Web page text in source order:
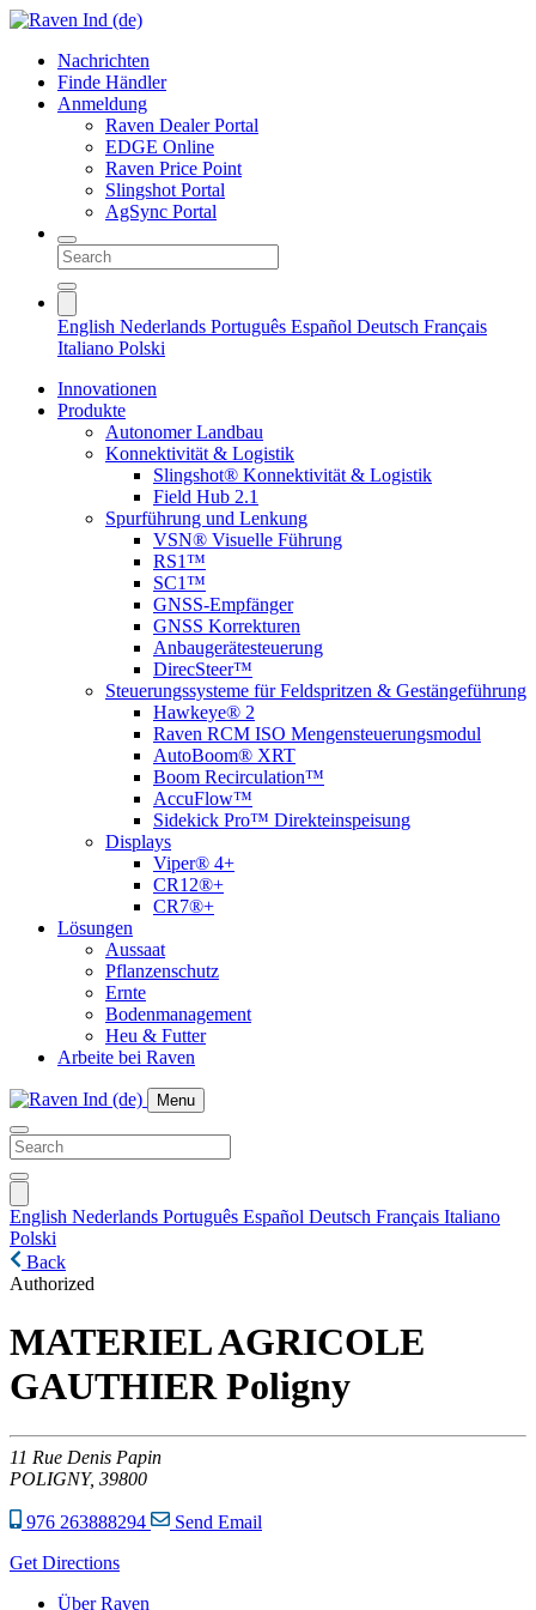
Nachrichten
Finde Händler
Anmeldung
Raven Dealer Portal
EDGE Online
Raven Price Point
Slingshot Portal
AgSync Portal
English Nederlands Português Español Deutsch Français
Italiano Polski
Innovationen
Produkte
Autonomer Landbau
Konnektivität & Logistik
Slingshot® Konnektivität & Logistik
Field Hub 2.1
Spurführung und Lenkung
VSN® Visuelle Führung
RS1™
SC1™
GNSS-Empfänger
GNSS Korrekturen
Anbaugerätesteuerung
DirecSteer™
Steuerungssysteme für Feldspritzen & Gestängeführung
Hawkeye® 2
Raven RCM ISO Mengensteuerungsmodul
AutoBoom® XRT
Boom Recirculation™
AccuFlow™
Sidekick Pro™ Direkteinspeisung
Displays
Viper® 4+
CR12®+
CR7®+
Lösungen
Aussaat
Pflanzenschutz
Ernte
Bodenmanagement
Heu & Futter
Arbeite bei Raven
Menu
English Nederlands Português Español Deutsch Français Italiano
Polski
Back
Authorized
MATERIEL AGRICOLE
GAUTHIER Poligny
11 Rue Denis Papin
POLIGNY, 39800
976 263888294
Send Email
Get Directions
Über Raven